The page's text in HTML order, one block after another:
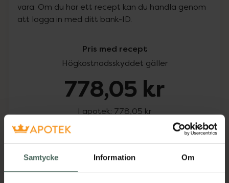
Samtycke Information Om
vara. Om du har ett recept kan du handla genom
att logga in med ditt bank-ID.
Pris med recept
Högkostnadsskyddet gäller
778,05 kr
I apotek: 778,05 kr
Köp via ditt recept
Fler produkter från Lyrica